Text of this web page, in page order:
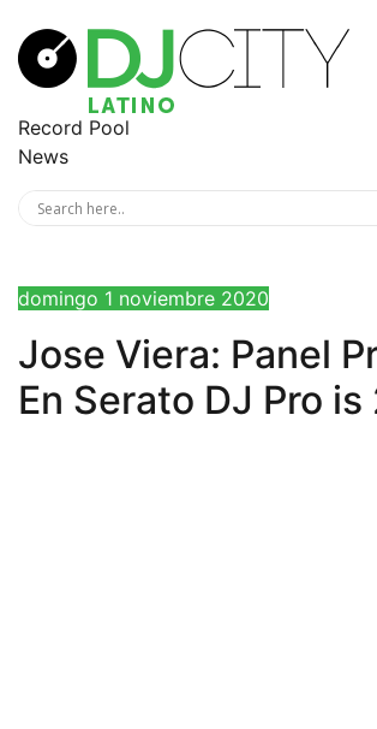
Record Pool
News
domingo 1 noviembre 2020
Jose Viera: Panel
En Serato DJ Pro is